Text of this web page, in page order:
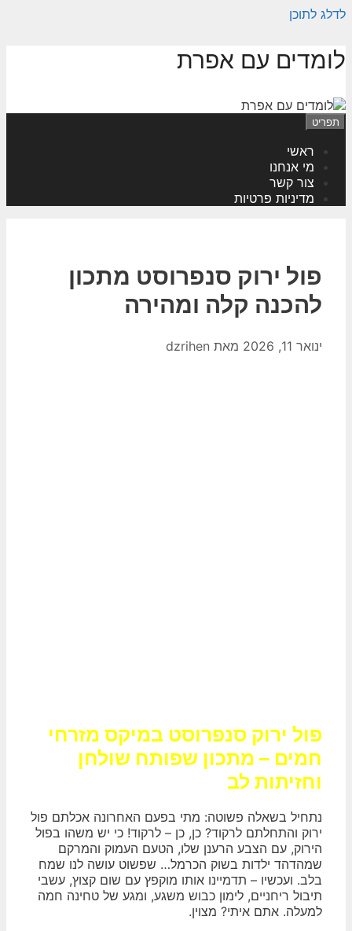
לדלג לתוכן
לומדים עם אפרת
תפריט
ראשי
מי אנחנו
צור קשר
מדיניות פרטיות
פול ירוק סנפרוסט מתכון
להכנה קלה ומהירה
ינואר 11, 2026 מאתdzrihen
פול ירוק סנפרוסט במיקס מזרחי
חמים – מתכון שפותח שולחן
וחזיתות לב
נתחיל בשאלה פשוטה: מתי בפעם האחרונה אכלתם פול
ירוק והתחלתם לרקוד? כן, כן – לרקוד! כי יש משהו בפול
הירוק, עם הצבע הרענן שלו, הטעם העמוק והמרקם
שמהדהד ילדות בשוק הכרמל… שפשוט עושה לנו שמח
בלב. ועכשיו – תדמיינו אותו מוקפץ עם שום קצוץ, עשבי
תיבול ריחניים, לימון כבוש משגע, ומגע של טחינה חמה
למעלה. אתם איתי? מצוין.